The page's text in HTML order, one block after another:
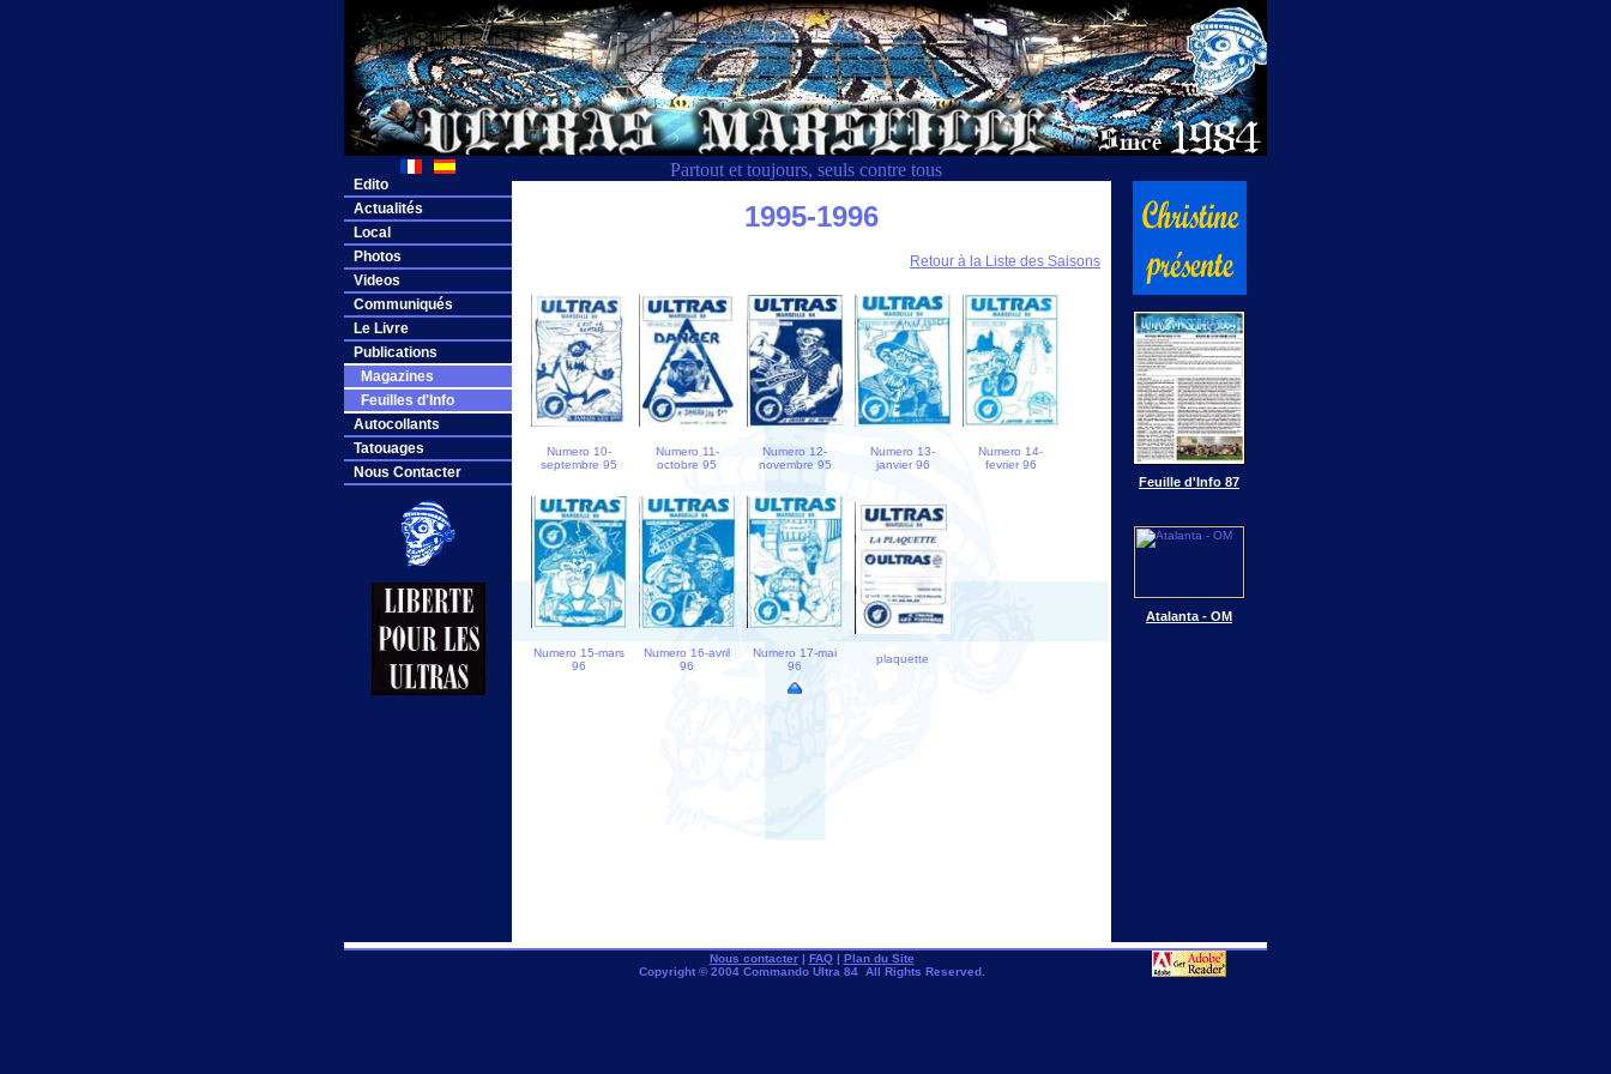
Partout et toujours, seuls contre tous
Edito
Actualités
Local
Photos
Videos
Communiqués
Le Livre
Publications
Magazines
Feuilles d'Info
Autocollants
Tatouages
Nous Contacter
1995-1996
Retour à la Liste des Saisons
Numero 10-
septembre 95
Numero 11-
octobre 95
Numero 12-
novembre 95
Numero 13-
janvier 96
Numero 14-
fevrier 96
Numero 15-mars
96
Numero 16-avril
96
Numero 17-mai
96
plaquette
Feuille d'Info 87
Atalanta - OM
Nous contacter| FAQ| Plan du Site
Copyright © 2004 Commando Ultra 84 All Rights Reserved.